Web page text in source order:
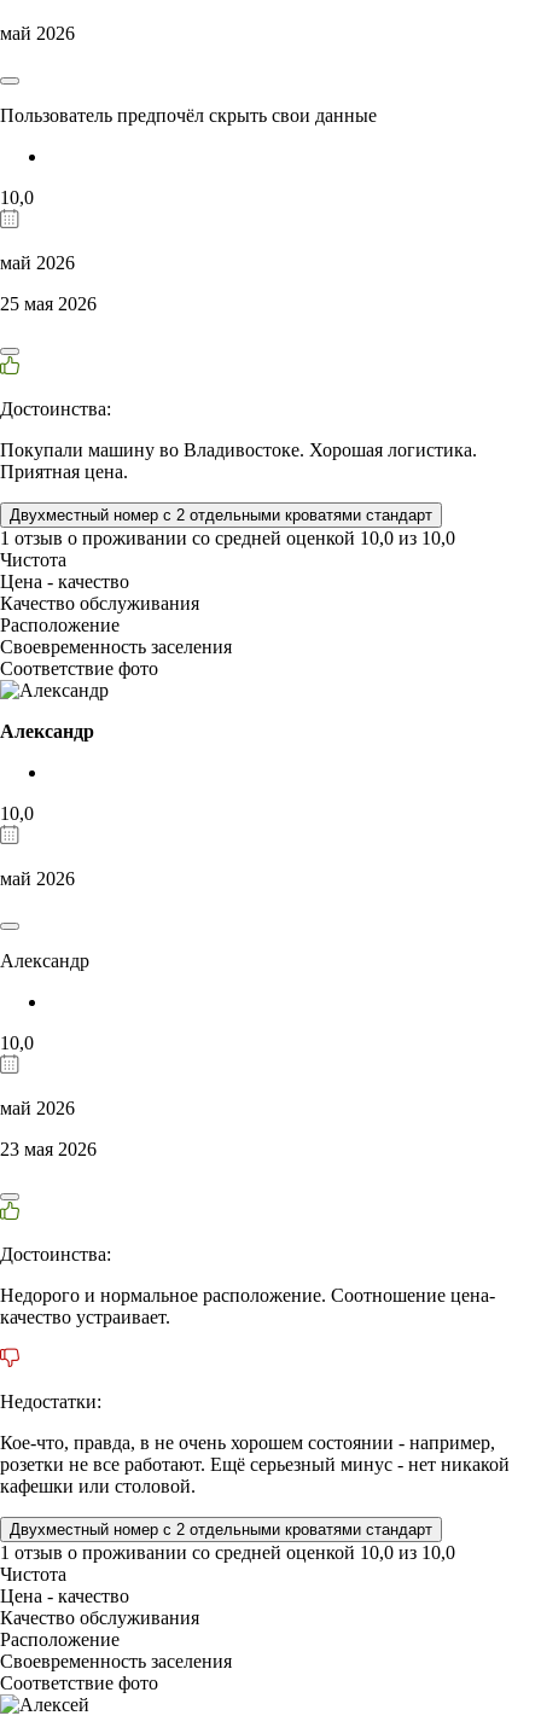
май 2026
Пользователь предпочёл скрыть свои данные
10,0
май 2026
25 мая 2026
Достоинства:
Покупали машину во Владивостоке. Хорошая логистика.
Приятная цена.
Двухместный номер с 2 отдельными кроватями стандарт
1 отзыв о проживании со средней оценкой 10,0 из 10,0
Чистота
Цена - качество
Качество обслуживания
Расположение
Своевременность заселения
Соответствие фото
Александр
10,0
май 2026
Александр
10,0
май 2026
23 мая 2026
Достоинства:
Недорого и нормальное расположение. Соотношение цена-
качество устраивает.
Недостатки:
Кое-что, правда, в не очень хорошем состоянии - например,
розетки не все работают. Ещё серьезный минус - нет никакой
кафешки или столовой.
Двухместный номер с 2 отдельными кроватями стандарт
1 отзыв о проживании со средней оценкой 10,0 из 10,0
Чистота
Цена - качество
Качество обслуживания
Расположение
Своевременность заселения
Соответствие фото